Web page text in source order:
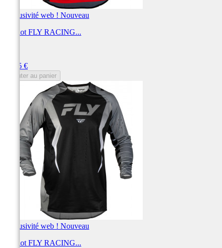
Exclusivité web ! Nouveau
Maillot FLY RACING...
69,95 €
Ajouter au panier
Exclusivité web ! Nouveau
Maillot FLY RACING...